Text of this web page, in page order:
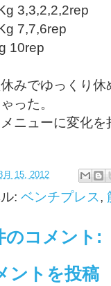
3,3,2,2,2rep
7,7,6rep
10rep
みでゆっくり
った。
ニューに変化
月 15, 2012
: ベンチプレス,
のコメント:
ントを投稿